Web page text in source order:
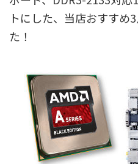
トにした、当店おすすめ
た！